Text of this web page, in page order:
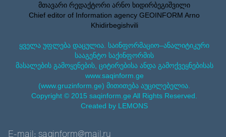
მთავარი რედაქტორი არნო ხიდირბეგიშვილი
Chief editor of Information agency GEOINFORM Arno
Khidirbegishvili
ყველა უფლება დაცულია. საინფორმაციო–ანალიტიკური
სააგენტო საქინფორმის
მასალების გამოყენების, ციტირებისა ანდა გამოქვეყნებისას
www.saqinform.ge
(www.gruzinform.ge) მითითება აუცილებელია.
Copyright © 2015 saqinform.ge All Rights Reserved.
Created by LEMONS
E-mail: saqinform@mail.ru